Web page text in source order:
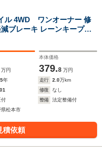
ル 4WD ワンオーナー 修
ブレーキ レーンキープア
ビ Bluetooth シートヒー
万円
本体価格
379.8 万円
年 走行 2.0万km
修復
なし
付 整備
法定整備付
県松本市
積依頼